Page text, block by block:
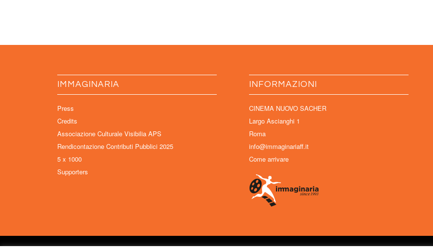
IMMAGINARIA
Press
Credits
Associazione Culturale Visibilia APS
Rendicontazione Contributi Pubblici 2025
5 x 1000
Supporters
INFORMAZIONI
CINEMA NUOVO SACHER
Largo Ascianghi 1
Roma
info@immaginariaff.it
Come arrivare